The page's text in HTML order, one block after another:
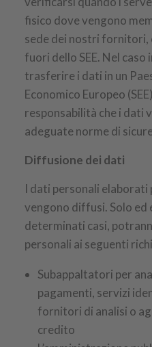
fisico dove vengono
sede dei nostri fornitori,
fuori dello SEE. Nel
trasferire i dati in un
Economico Europeo
responsabilità che i dati
adeguate norme di
Diffusione dei dati
I dati personali elaborati
vengono diffusi. Solo ed
determinati casi,
personali ai seguenti
Subappaltatori per
pagamenti, servizi
fornitori di analisi o
credito